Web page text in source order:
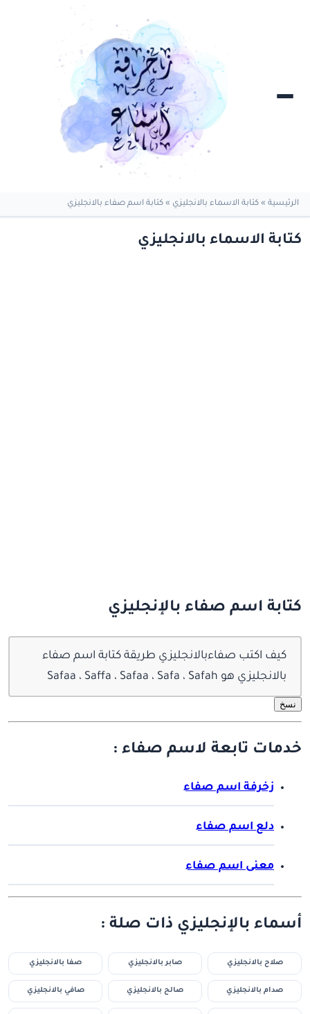
الرئيسية » كتابة الاسماء بالانجليزي » كتابة اسم صفاء بالانجليزي
كتابة الاسماء بالانجليزي
كتابة اسم صفاء بالإنجليزي
كيف اكتب صفاءبالانجليزي طريقة كتابة اسم صفاء
بالانجليزي هو Safaa ، Saffa ، Safaa ، Safa ، Safah
نسخ
خدمات تابعة لاسم صفاء :
زخرفة اسم صفاء
دلع اسم صفاء
معنى اسم صفاء
أسماء بالإنجليزي ذات صلة :
صلاح بالانجليزي صابر بالانجليزي صفا بالانجليزي
صدام بالانجليزي صالح بالانجليزي صافي بالانجليزي